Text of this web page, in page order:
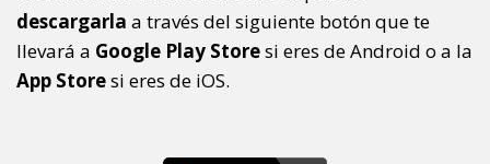
descargarla a través del siguiente botón que te
llevará a Google Play Storesi eres de Android o a la
App Storesi eres de iOS.